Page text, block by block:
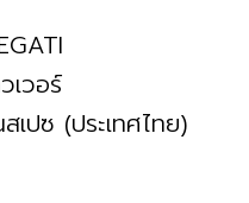
เวอร์
เปซ (ประเทศไทย)